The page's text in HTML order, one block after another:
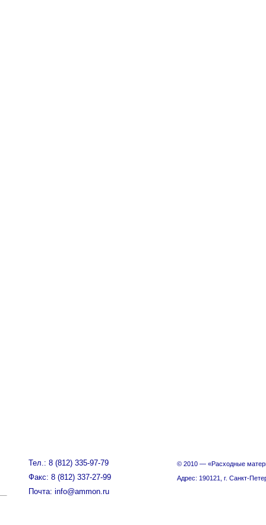
Тел.: 8 (812) 335-97-79
Факс: 8 (812) 337-27-99
Почта: info@ammon.ru
© 2010 — «Расходные
Адрес: 190121, г. Санкт-